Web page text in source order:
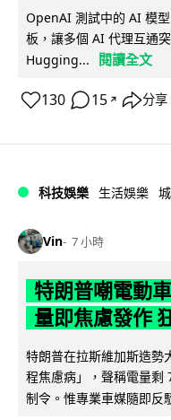
OpenAI 測試中的 AI 模
板，讓多個 AI 代理互通
Hugging...
閱讀全文
130 15 ↗ 分享
科技娛樂 生活娛樂
Vin 7 小時
特朗普嘲電動
量即焦慮發作
特朗普在拉斯維加斯造勢
程焦慮病」，聲稱電量剩
制令。惟專業車媒隨即反